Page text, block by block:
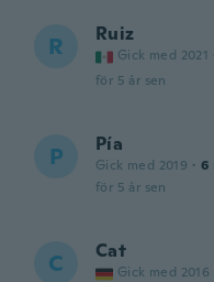
R Ruiz
Gick med 2021
för 5 år sen
P Pía
Gick med 2019 · 6
för 5 år sen
C Cat
Gick med 2016